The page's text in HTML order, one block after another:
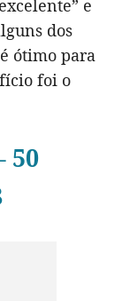
e
dos
ótimo para
foi o
50